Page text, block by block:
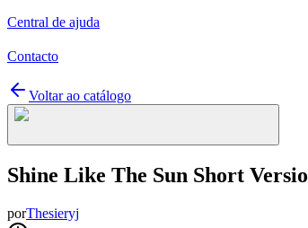
Central de ajuda
Contacto
Voltar ao catálogo
Shine Like The Sun Short
porThesieryj